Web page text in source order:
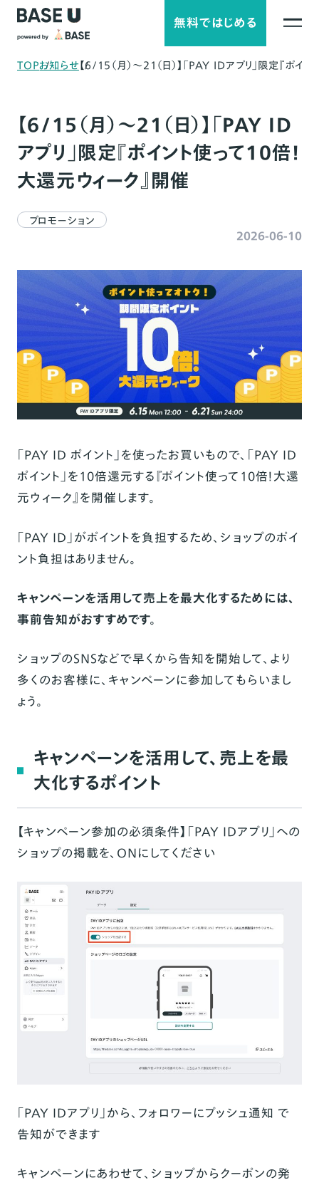
無料ではじめる
TOPお知らせ【6/15（月）〜21（日）】「PAY IDアプリ」限定『ポイ
【6/15（月）〜21（日）】「PAY ID
アプリ」限定『ポイント使って10倍！
大還元ウィーク』開催
プロモーション
2026-06-10
「PAY ID ポイント」を使ったお買いもので、「PAY ID
ポイント」を10倍還元する『ポイント使って10倍！大還
元ウィーク』を開催します。
「PAY ID」がポイントを負担するため、ショップのポイ
ント負担はありません。
キャンペーンを活用して売上を最大化するためには、
事前告知がおすすめです。
ショップのSNSなどで早くから告知を開始して、より
多くのお客様に、キャンペーンに参加してもらいまし
ょう。
キャンペーンを活用して、売上を最
大化するポイント
【キャンペーン参加の必須条件】「PAY IDアプリ」への
ショップの掲載を、ONにしてください
「PAY IDアプリ」から、 フォロワーにプッシュ通知 で
告知ができます
キャンペーンにあわせて、ショップからクーポンの発